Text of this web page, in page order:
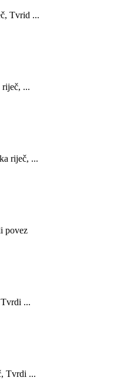
Tvrid ...
riječ, ...
riječ, ...
povez
...
Tvrdi ...